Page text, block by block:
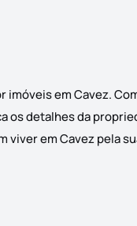
em Cavez.
detalhes da
em Cavez pela